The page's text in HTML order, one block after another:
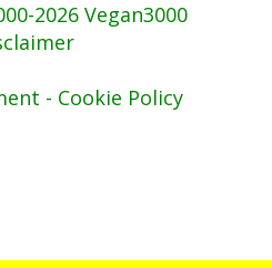
2026 Vegan3000
- Cookie Policy